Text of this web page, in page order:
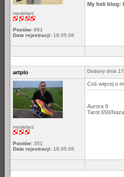
modelarz
Postów: 891
Data rejestracji: 18.05.08
My heli blog:
artplo Dodany dnia
modelarz
Postów: 351
Data rejestracji: 18.05.08
Coś więcej o
Aurora 9
Tarot 650/